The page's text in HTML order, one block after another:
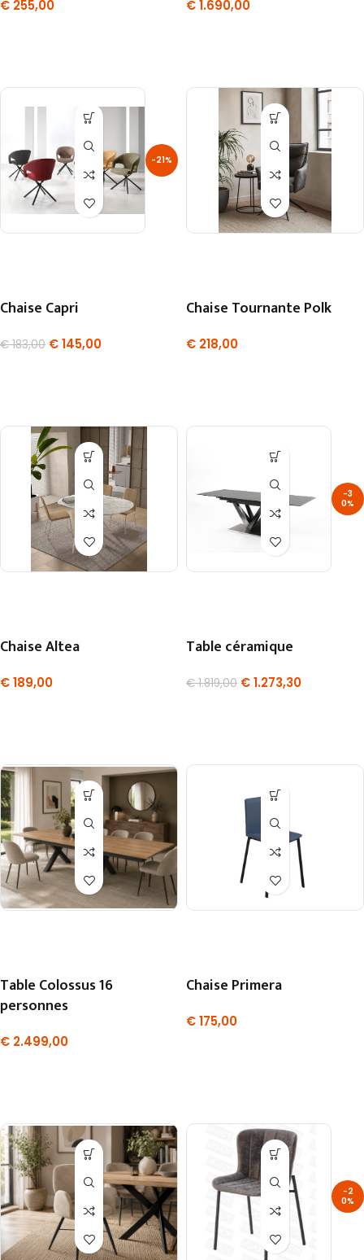
€ 255,00 €1.690,00
-21%
Chaise Capri
€183,00 €145,00
Chaise Tournante Polk
€ 218,00
Chaise Altea
€189,00
-3
0%
Table céramique
€1.819,00 €1.273,30
Table Colossus 16
personnes
€ 2.499,00
Chaise Primera
€175,00
-2
0%